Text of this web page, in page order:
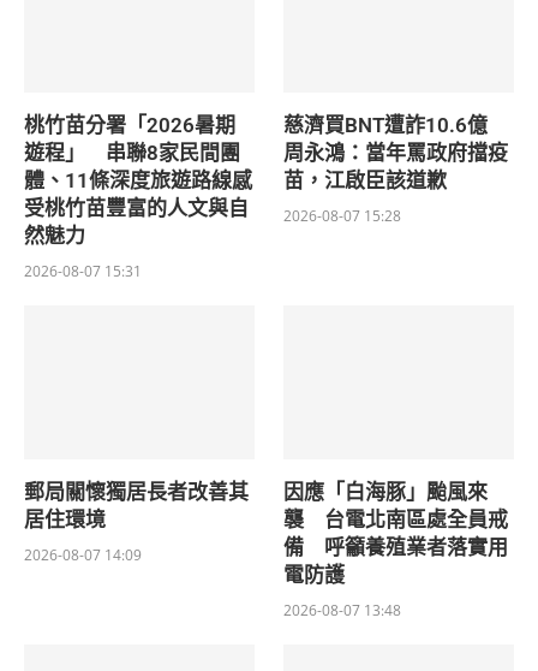
桃竹苗分署「2026暑期
遊程」 串聯8家民間團
體、11條深度旅遊路線感
受桃竹苗豐富的人文與自
然魅力
2026-08-07 15:31
慈濟買BNT遭詐10.6億
周永鴻：當年罵政府擋疫
苗，江啟臣該道歉
2026-08-07 15:28
郵局關懷獨居長者改善其
居住環境
2026-08-07 14:09
因應「白海豚」颱風來
襲 台電北南區處全員戒
備 呼籲養殖業者落實用
電防護
2026-08-07 13:48